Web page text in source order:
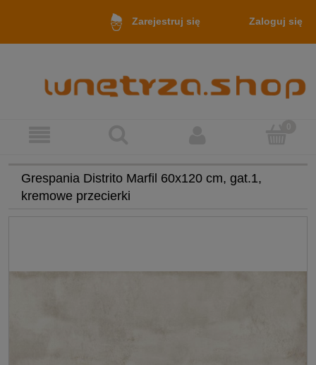
Zarejestruj się Zaloguj się
Grespania Distrito Marfil 60x120 cm, gat.1,
kremowe przecierki